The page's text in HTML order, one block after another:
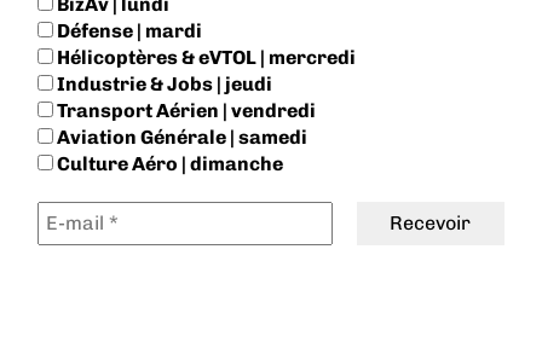
Défense | mardi
Hélicoptères & eVTOL | mercredi
Industrie & Jobs | jeudi
Transport Aérien | vendredi
Aviation Générale | samedi
Culture Aéro | dimanche